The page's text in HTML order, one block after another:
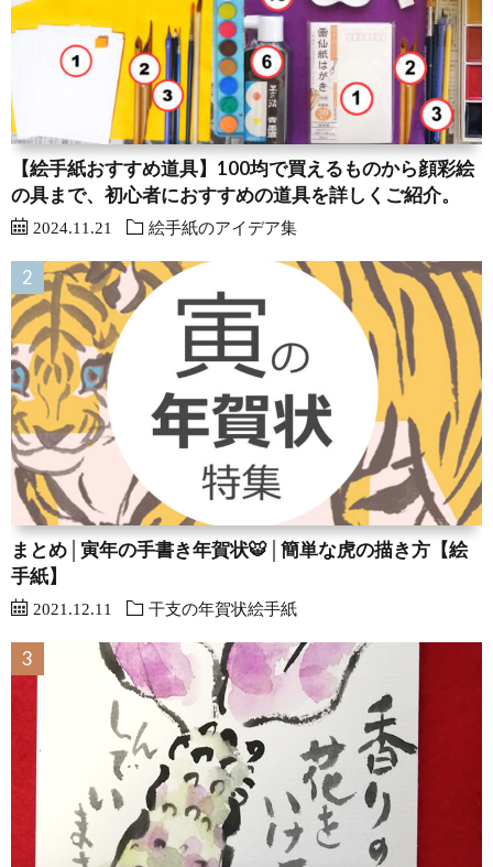
【絵手紙おすすめ道具】100均で買えるものから顔彩絵
の具まで、初心者におすすめの道具を詳しくご紹介。
2024.11.21 絵手紙のアイデア集
まとめ│寅年の手書き年賀状🐯│簡単な虎の描き方【絵
手紙】
2021.12.11 干支の年賀状絵手紙